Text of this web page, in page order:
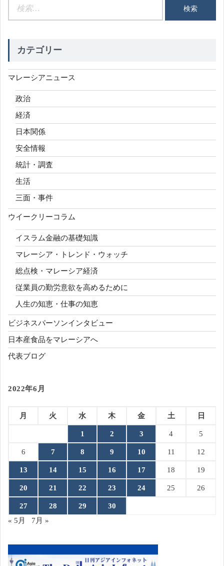
カテゴリー
マレーシアニュース
政治
経済
日本関係
安全情報
統計・調査
生活
三面・事件
ウイークリーコラム
イスラム金融の基礎知識
マレーシア・トレンド・ウォッチ
総点検・マレーシア経済
従業員の勤労意欲を高めるために
人生の知恵・仕事の知恵
ビジネスパーソンインタビュー
日本産食品をマレーシアへ
代表ブログ
2022年6月
月 火 水 木 金 土 日
1 2 3 4 5
6 7 8 9 10 11 12
13 14 15 16 17 18 19
20 21 22 23 24 25 26
27 28 29
30
« 5月
7月 »